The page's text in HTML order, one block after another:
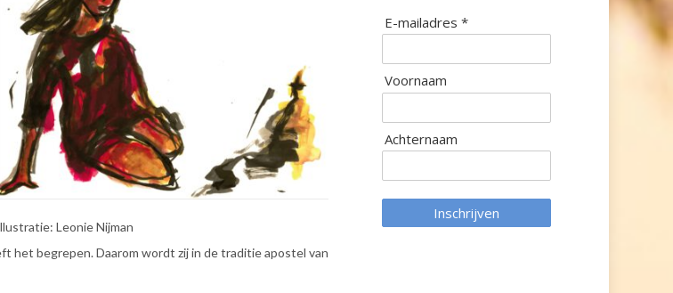
Leonie Nijman
het begrepen. Daarom wordt zij in de traditie apostel van
E-mailadres *
Voornaam
Achternaam
Inschrijven